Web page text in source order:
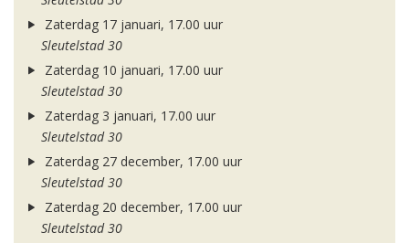
Zaterdag 17 januari, 17.00 uur
Sleutelstad 30
Zaterdag 10 januari, 17.00 uur
Sleutelstad 30
Zaterdag 3 januari, 17.00 uur
Sleutelstad 30
Zaterdag 27 december, 17.00 uur
Sleutelstad 30
Zaterdag 20 december, 17.00 uur
Sleutelstad 30